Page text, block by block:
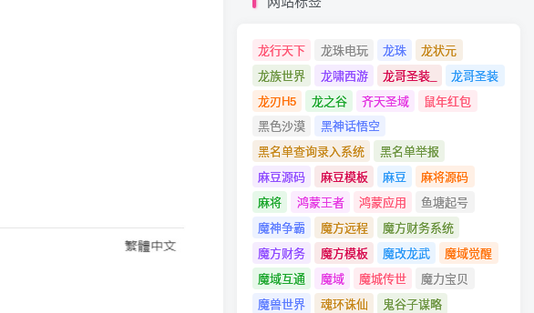
龙行天下 龙珠电玩 龙珠
龙状元
龙族世界
龙啸西游 龙哥圣装_
龙哥圣装
龙刃H5
龙之谷 齐天圣域
鼠年红包
黑色沙漠
黑神话悟空
黑名单查询录入系统
黑名单举报
麻豆源码
麻豆模板 麻豆
麻将源码
麻将
鸿蒙王者 鸿蒙应用
鱼塘起号
魔神争霸
魔方远程
魔方财务系统
魔方财务
魔方模板 魔改龙武
魔域觉醒
魔域互通
魔域 魔城传世
魔力宝贝
魔兽世界
魂环诛仙
鬼谷子谋略